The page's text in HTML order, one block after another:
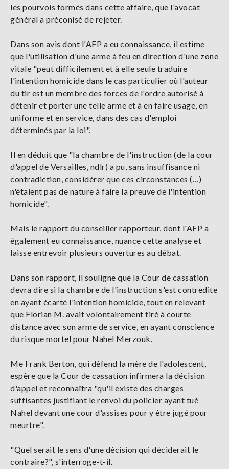
les pourvois formés dans cette affaire, que l'avocat
général a préconisé de rejeter.
Dans son avis dont l'AFP a eu connaissance, il estime
que l'utilisation d'une arme à feu en direction d'une zone
vitale "peut difficilement et à elle seule traduire
l'intention homicide dans le cas particulier où l'auteur
du tir est un membre des forces de l'ordre autorisé à
détenir et porter une telle arme et à en faire usage, en
uniforme et en service, dans des cas d'emploi
déterminés par la loi".
Il en déduit que "la chambre de l'instruction (de la cour
d'appel de Versailles, ndlr) a pu, sans insuffisance ni
contradiction, considérer que ces circonstances (…)
n'étaient pas de nature à faire la preuve de l'intention
homicide".
Mais le rapport du conseiller rapporteur, dont l'AFP a
également eu connaissance, nuance cette analyse et
laisse entrevoir plusieurs ouvertures au débat.
Dans son rapport, il souligne que la Cour de cassation
devra dire si la chambre de l'instruction s'est contredite
en ayant écarté l'intention homicide, tout en relevant
que Florian M. avait volontairement tiré à courte
distance avec son arme de service, en ayant conscience
du risque mortel pour Nahel Merzouk.
Me Frank Berton, qui défend la mère de l'adolescent,
espère que la Cour de cassation infirmera la décision
d'appel et reconnaîtra "qu'il existe des charges
suffisantes justifiant le renvoi du policier ayant tué
Nahel devant une cour d'assises pour y être jugé pour
meurtre".
"Quel serait le sens d'une décision qui déciderait le
contraire?", s'interroge-t-il.